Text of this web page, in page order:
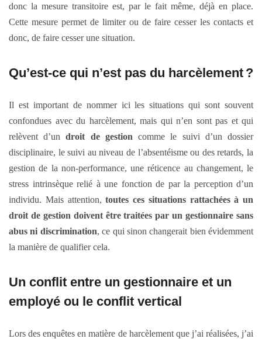
donc la mesure transitoire est, par le fait même, déjà en place.
Cette mesure permet de limiter ou de faire cesser les contacts et
donc, de faire cesser une situation.
Qu’est-ce qui n’est pas du harcèlement ?
Il est important de nommer ici les situations qui sont souvent
confondues avec du harcèlement, mais qui n’en sont pas et qui
relèvent d’undroit de gestioncomme le suivi d’un dossier
disciplinaire, le suivi au niveau de l’absentéisme ou des retards, la
gestion de la non-performance, une réticence au changement, le
stress intrinsèque relié à une fonction de par la perception d’un
individu. Mais attention,toutes ces situations rattachées à un
droit de gestion doivent être traitées par un gestionnaire sans
abus ni discrimination, ce qui sinon changerait bien évidemment
la manière de qualifier cela.
Un conflit entre un gestionnaire et un
employé ou le conflit vertical
Lors des enquêtes en matière de harcèlement que j’ai réalisées, j’ai